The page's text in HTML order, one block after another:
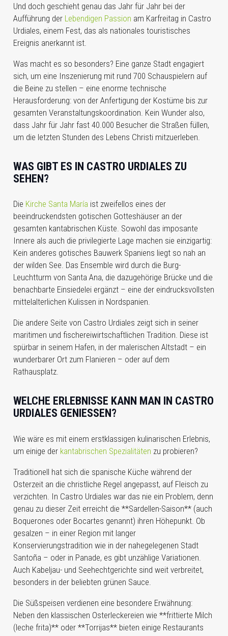
Und doch geschieht genau das Jahr für Jahr bei der
Aufführung der Lebendigen Passion am Karfreitag in Castro
Urdiales, einem Fest, das als nationales touristisches
Ereignis anerkannt ist.
Was macht es so besonders? Eine ganze Stadt engagiert
sich, um eine Inszenierung mit rund 700 Schauspielern auf
die Beine zu stellen – eine enorme technische
Herausforderung: von der Anfertigung der Kostüme bis zur
gesamten Veranstaltungskoordination. Kein Wunder also,
dass Jahr für Jahr fast 40.000 Besucher die Straßen füllen,
um die letzten Stunden des Lebens Christi mitzuerleben.
WAS GIBT ES IN CASTRO URDIALES ZU
SEHEN?
Die Kirche Santa María ist zweifellos eines der
beeindruckendsten gotischen Gotteshäuser an der
gesamten kantabrischen Küste. Sowohl das imposante
Innere als auch die privilegierte Lage machen sie einzigartig:
Kein anderes gotisches Bauwerk Spaniens liegt so nah an
der wilden See. Das Ensemble wird durch die Burg-
Leuchtturm von Santa Ana, die dazugehörige Brücke und die
benachbarte Einsiedelei ergänzt – eine der eindrucksvollsten
mittelalterlichen Kulissen in Nordspanien.
Die andere Seite von Castro Urdiales zeigt sich in seiner
maritimen und fischereiwirtschaftlichen Tradition. Diese ist
spürbar in seinem Hafen, in der malerischen Altstadt – ein
wunderbarer Ort zum Flanieren – oder auf dem
Rathausplatz.
WELCHE ERLEBNISSE KANN MAN IN CASTRO
URDIALES GENIESSEN?
Wie wäre es mit einem erstklassigen kulinarischen Erlebnis,
um einige der kantabrischen Spezialitäten zu probieren?
Traditionell hat sich die spanische Küche während der
Osterzeit an die christliche Regel angepasst, auf Fleisch zu
verzichten. In Castro Urdiales war das nie ein Problem, denn
genau zu dieser Zeit erreicht die **Sardellen-Saison** (auch
Boquerones oder Bocartes genannt) ihren Höhepunkt. Ob
gesalzen – in einer Region mit langer
Konservierungstradition wie in der nahegelegenen Stadt
Santoña – oder in Panade, es gibt unzählige Variationen.
Auch Kabeljau- und Seehechtgerichte sind weit verbreitet,
besonders in der beliebten grünen Sauce.
Die Süßspeisen verdienen eine besondere Erwähnung:
Neben den klassischen Osterleckereien wie **frittierte Milch
(leche frita)** oder **Torrijas** bieten einige Restaurants